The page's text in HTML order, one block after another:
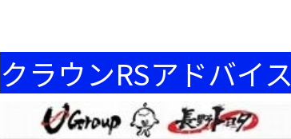
クラウンRSアドバイス